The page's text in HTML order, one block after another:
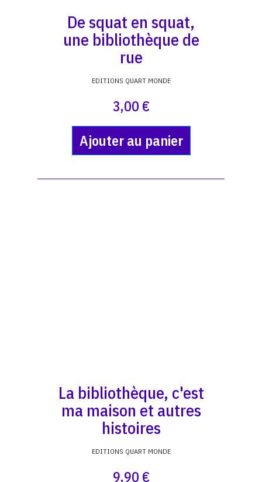
De squat en squat,
une bibliothèque de
rue
EDITIONS QUART MONDE
3,00 €
Ajouter au panier
La bibliothèque, c'est
ma maison et autres
histoires
EDITIONS QUART MONDE
9,90 €